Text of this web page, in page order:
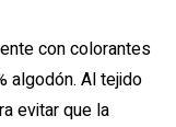
con colorantes
algodón. Al tejido
evitar que la